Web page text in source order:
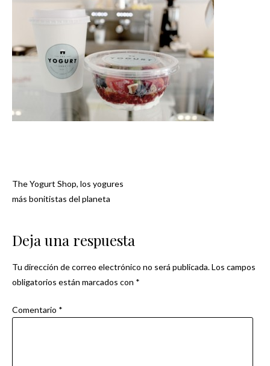
Navegación
The Yogurt Shop, los yogures
más bonitistas del planeta
Deja una respuesta
Tu dirección de correo electrónico no será publicada.Los campos
obligatorios están marcados con *
Comentario *